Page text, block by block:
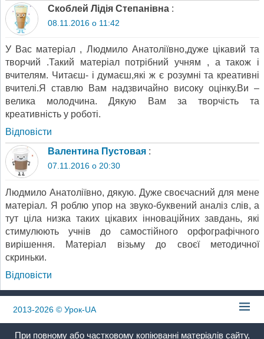
Скоблей Лідія Степанівна :
08.11.2016 о 11:42
У Вас матеріал , Людмило Анатоліївно,дуже цікавий та
творчий .Такий матеріал потрібний учням , а також і
вчителям. Читаєш- і думаєш,які ж є розумні та креативні
вчителі.Я ставлю Вам надзвичайно високу оцінку.Ви –
велика молодчина. Дякую Вам за творчість та
креативність у роботі.
Відповіcти
Валентина Пустовая :
07.11.2016 о 20:30
Людмило Анатоліївно, дякую. Дуже своєчасний для мене
матеріал. Я роблю упор на звуко-буквений аналіз слів, а
тут ціла низка таких цікавих інноваційних завдань, які
стимулюють учнів до самостійного орфографічного
вирішення. Матеріал візьму до своєї методичної
скриньки.
Відповіcти
2013-2026© Урок-UA
При повному або частковому копіюванні матеріалів сайту,